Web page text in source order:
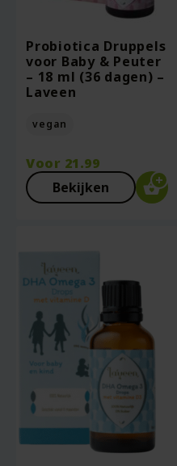
Probiotica Druppels
voor Baby & Peuter
– 18 ml (36 dagen) –
Laveen
vegan
Voor 21.99
Bekijken